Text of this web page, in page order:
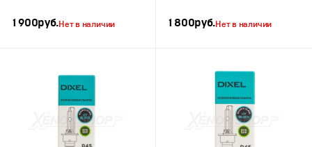
1 900руб.Нет в наличии 1 800руб.Нет в наличии